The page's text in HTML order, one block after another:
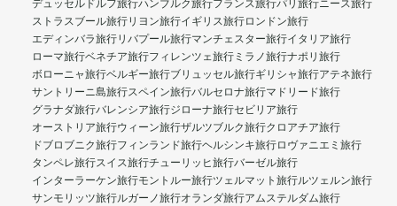
デュッセルドルフ旅行ハンブルク旅行フランス旅行パリ旅行ニース旅行
ストラスブール旅行リヨン旅行イギリス旅行ロンドン旅行
エディンバラ旅行リバプール旅行マンチェスター旅行イタリア旅行
ローマ旅行ベネチア旅行フィレンツェ旅行 ミラノ旅行ナポリ旅行
ボローニャ旅行ベルギー旅行ブリュッセル旅行ギリシャ旅行アテネ旅行
サントリーニ島旅行スペイン旅行バルセロナ旅行マドリード旅行
グラナダ旅行バレンシア旅行ジローナ旅行セビリア旅行
オーストリア旅行ウィーン旅行ザルツブルク旅行クロアチア旅行
ドブロブニク旅行フィンランド旅行ヘルシンキ旅行ロヴァニエミ旅行
タンペレ旅行スイス旅行チューリッヒ旅行バーゼル旅行
インターラーケン旅行モントルー旅行ツェルマット旅行ルツェルン旅行
サンモリッツ旅行ルガーノ旅行オランダ旅行アムステルダム旅行